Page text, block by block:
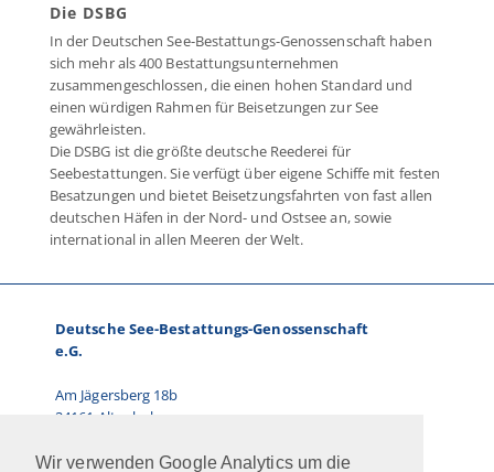
Wir verwenden Google Analytics um die
Die DSBG
In der Deutschen See-Bestattungs-Genossenschaft haben
sich mehr als 400 Bestattungsunternehmen
zusammengeschlossen, die einen hohen Standard und
einen würdigen Rahmen für Beisetzungen zur See
gewährleisten.
Die DSBG ist die größte deutsche Reederei für
Seebestattungen. Sie verfügt über eigene Schiffe mit festen
Besatzungen und bietet Beisetzungsfahrten von fast allen
deutschen Häfen in der Nord- und Ostsee an, sowie
international in allen Meeren der Welt.
Deutsche See-Bestattungs-Genossenschaft
e.G.
Am Jägersberg 18b
24161 Altenholz
Telefon: 0431.66 67 87-0